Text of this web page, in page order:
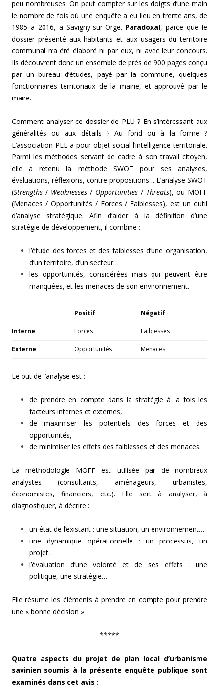
peu nombreuses. On peut compter sur les doigts d’une main
le nombre de fois où une enquête a eu lieu en trente ans, de
1985 à 2016, à Savigny-sur-Orge. Paradoxal, parce que le
dossier présenté aux habitants et aux usagers du territoire
communal n’a été élaboré ni par eux, ni avec leur concours.
Ils découvrent donc un ensemble de près de 900 pages conçu
par un bureau d’études, payé par la commune, quelques
fonctionnaires territoriaux de la mairie, et approuvé par le
maire.
Comment analyser ce dossier de PLU ? En s’intéressant aux
généralités ou aux détails ? Au fond ou à la forme ?
L’association PEE a pour objet social l’intelligence territoriale.
Parmi les méthodes servant de cadre à son travail citoyen,
elle a retenu la méthode SWOT pour ses analyses,
évaluations, réflexions, contre-propositions… L’analyse SWOT
(Strengths / Weaknesses / Opportunities / Threats), ou MOFF
(Menaces / Opportunités / Forces / Faiblesses), est un outil
d’analyse stratégique. Afin d’aider à la définition d’une
stratégie de développement, il combine :
l’étude des forces et des faiblesses d’une organisation,
d’un territoire, d’un secteur…
les opportunités, considérées mais qui peuvent être
manquées, et les menaces de son environnement.
Positif Négatif
Interne Forces Faiblesses
Externe Opportunités Menaces
Le but de l’analyse est :
de prendre en compte dans la stratégie à la fois les
facteurs internes et externes,
de maximiser les potentiels des forces et des
opportunités,
de minimiser les effets des faiblesses et des menaces.
La méthodologie MOFF est utilisée par de nombreux
analystes (consultants, aménageurs, urbanistes,
économistes, financiers, etc.). Elle sert à analyser, à
diagnostiquer, à décrire :
un état de l’existant : une situation, un environnement…
une dynamique opérationnelle : un processus, un
projet…
l’évaluation d’une volonté et de ses effets : une
politique, une stratégie…
Elle résume les éléments à prendre en compte pour prendre
une « bonne décision ».
*****
Quatre aspects du projet de plan local d’urbanisme
savinien soumis à la présente enquête publique sont
examinés dans cet avis :